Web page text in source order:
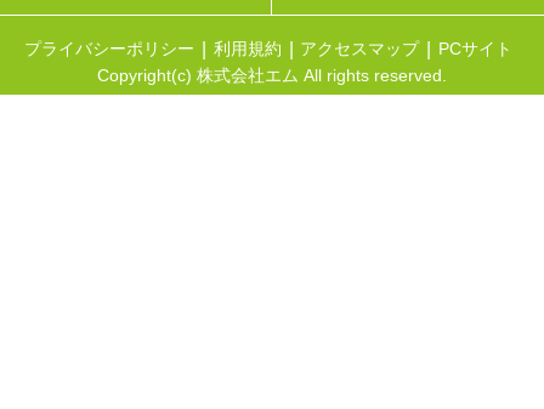
プライバシーポリシー 利用規約 アクセスマップ
PCサイト
Copyright(c) 株式会社エム All rights reserved.